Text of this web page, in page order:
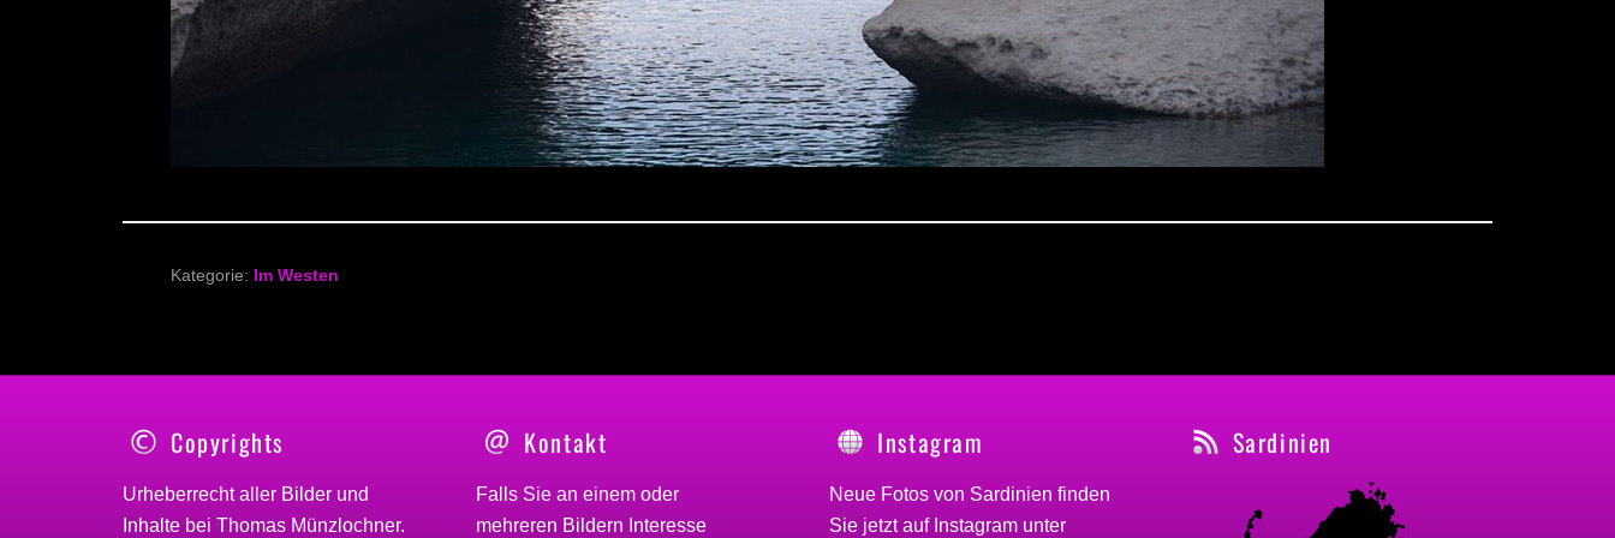
Kategorie: Im Westen
Copyrights
Urheberrecht aller Bilder und
Inhalte bei Thomas Münzlochner.
Kontakt
Falls Sie an einem oder
mehreren Bildern Interesse
Instagram
Neue Fotos von Sardinien finden
Sie jetzt auf Instagram unter
Sardinien